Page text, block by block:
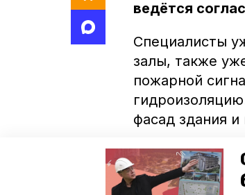
ведётся
Специалисты
залы, также
пожарной
фасад здания
Капитальный
рамках